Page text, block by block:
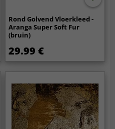
Rond Golvend Vloerkleed -
Aranga Super Soft Fur
(bruin)
29.99 €